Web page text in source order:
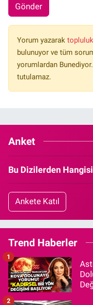
Gönder
Yorum yazarak topluluk
bulunuyor ve tüm
yorumlardan
tutulamaz.
Anket
Bu Dizilerden
Ankete Katıl
Trend Haberler
1
2